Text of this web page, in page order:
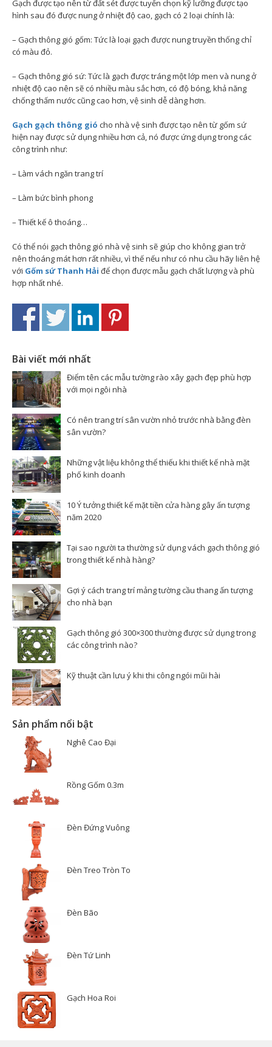
Gạch được tạo nên từ đất sét được tuyển chọn kỹ lưỡng được tạo
hình sau đó được nung ở nhiệt độ cao, gạch có 2 loại chính là:
– Gạch thông gió gốm: Tức là loại gạch được nung truyền thống chỉ
có màu đỏ.
– Gạch thông gió sứ: Tức là gạch được tráng một lớp men và nung ở
nhiệt độ cao nên sẽ có nhiều màu sắc hơn, có độ bóng, khả năng
chống thấm nước cũng cao hơn, vệ sinh dễ dàng hơn.
Gạch gạch thông gió cho nhà vệ sinh được tạo nên từ gốm sứ
hiện nay được sử dụng nhiều hơn cả, nó được ứng dụng trong các
công trình như:
– Làm vách ngăn trang trí
– Làm bức bình phong
– Thiết kế ô thoáng…
Có thể nói gạch thông gió nhà vệ sinh sẽ giúp cho không gian trở
nên thoáng mát hơn rất nhiều, vì thế nếu như có nhu cầu hãy liên hệ
với Gốm sứ Thanh Hải để chọn được mẫu gạch chất lượng và phù
hợp nhất nhé.
Bài viết mới nhất
Điểm tên các mẫu tường rào xây gạch đẹp phù hợp
với mọi ngôi nhà
Có nên trang trí sân vườn nhỏ trước nhà bằng đèn
sân vườn?
Những vật liệu không thể thiếu khi thiết kế nhà mặt
phố kinh doanh
10 Ý tưởng thiết kế mặt tiền cửa hàng gây ấn tượng
năm 2020
Tại sao người ta thường sử dụng vách gạch thông gió
trong thiết kế nhà hàng?
Gợi ý cách trang trí mảng tường cầu thang ấn tượng
cho nhà bạn
Gạch thông gió 300×300 thường được sử dụng trong
các công trình nào?
Kỹ thuật cần lưu ý khi thi công ngói mũi hài
Sản phẩm nổi bật
Nghê Cao Đại
Rồng Gốm 0.3m
Đèn Đứng Vuông
Đèn Treo Tròn To
Đèn Bão
Đèn Tứ Linh
Gạch Hoa Roi